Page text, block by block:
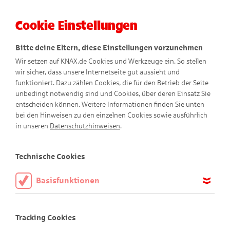
Stark für die Umwelt
Cookie Einstellungen
Bitte deine Eltern, diese Einstellungen vorzunehmen
Wir setzen auf KNAX.de Cookies und Werkzeuge ein. So stellen
wir sicher, dass unsere Internetseite gut aussieht und
funktioniert. Dazu zählen Cookies, die für den Betrieb der Seite
unbedingt notwendig sind und Cookies, über deren Einsatz Sie
entscheiden können. Weitere Informationen finden Sie unten
bei den Hinweisen zu den einzelnen Cookies sowie ausführlich
in unseren Datenschutzhinweisen.
Technische Cookies
Basisfunktionen
aktiviert sein.
Tracking Cookies